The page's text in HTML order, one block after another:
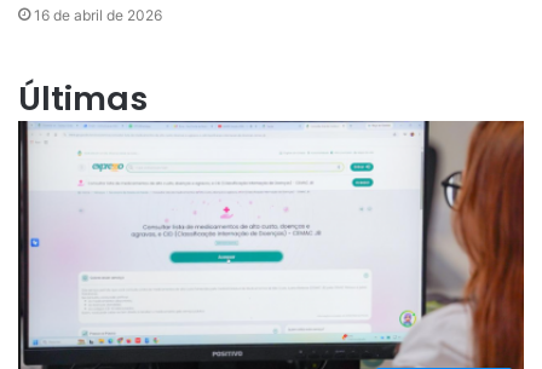
16 de abril de 2026
Últimas